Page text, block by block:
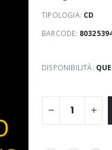
TIPOLOGIA: CD
BARCODE:
DISPONIBILITÀ: